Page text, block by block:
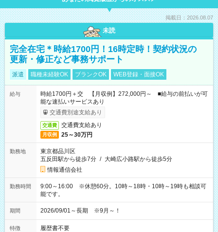
掲載日：2026.08.07
未読
完全在宅＊時給1700円！16時定時！契約状況の
更新・修正など事務サポート
派遣 職種未経験OK ブランクOK WEB登録・面接OK
給与
時給1700円＋交 【月収例】272,000円～ ■給与の前払いが可
能な速払いサービスあり
交通費別途支給あり
交通費 交通費支給あり
月収例 25～30万円
勤務地
東京都品川区
五反田駅から徒歩7分 / 大崎広小路駅から徒歩5分
情報通信会社
勤務時間
9:00～16:00 ※休憩60分。10時～18時・10時～19時も相談可
能です。
期間 2026/09/01～長期 ※9月～！
特徴 履歴書不要